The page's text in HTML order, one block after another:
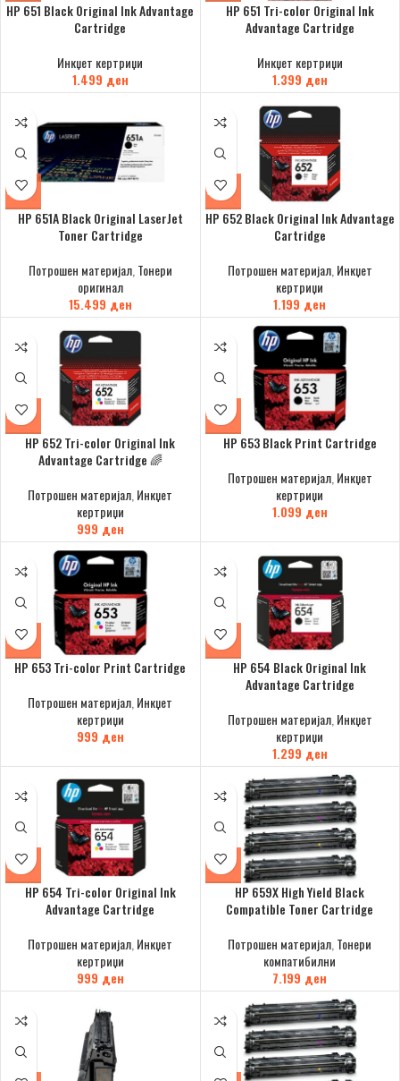
HP 651 Black Original Ink Advantage
Cartridge
Инкџет кертриџи
1.499 ден
HP 651 Tri-color Original Ink
Advantage Cartridge
Инкџет кертриџи
1.399 ден
HP 651A Black Original LaserJet
Toner Cartridge
Потрошен материјал, Тонери
оригинал
15.499 ден
HP 652 Black Original Ink Advantage
Cartridge
Потрошен материјал, Инкџет
кертриџи
1.199 ден
HP 652 Tri-color Original Ink
Advantage Cartridge 🌈
Потрошен материјал Инкџет
кертриџи
999 ден
HP 653 Black Print Cartridge
Потрошен материјал, Инкџет
кертриџи
1.099 ден
HP 653 Tri-color Print Cartridge
Потрошен материјал Инкџет
кертриџи
999 ден
HP 654 Black Original Ink
Advantage Cartridge
Потрошен материјал, Инкџет
кертриџи
1.299 ден
HP 654 Tri-color Original Ink
Advantage Cartridge
Потрошен материјал Инкџет
кертриџи
999 ден
HP 659X High Yield Black
Compatible Toner Cartridge
Потрошен материјал Тонери
компатибилни
7.199 ден